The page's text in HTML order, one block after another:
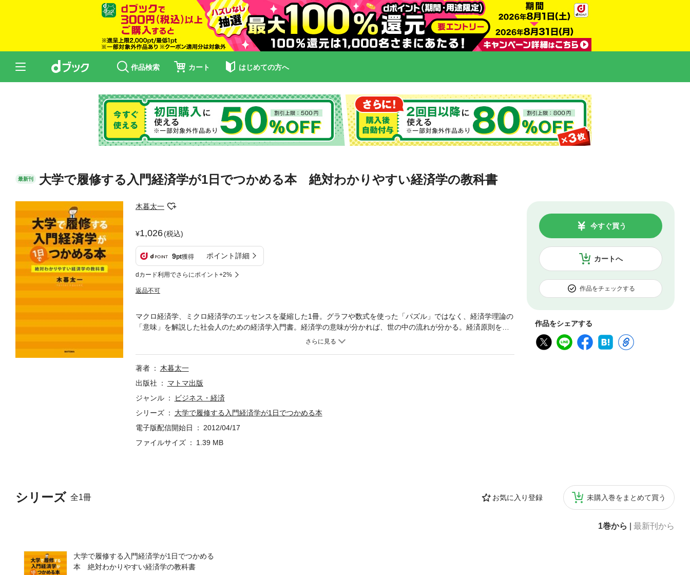
作品検索 カート はじめての方へ
最新刊 大学で履修する入門経済学が1日でつかめる本 絶対わかりやすい経済学の教科書
木暮太一
1,026(税込)
9pt獲得 ポイント詳細
dカード利用でさらにポイント+2%
返品不可
カートへ
今すぐ買う
作品をチェックする
作品をシェアする
シリーズ 全1冊 お気に入り登録 未購入巻をまとめて買う
1巻から 最新刊から
大学で履修する入門経済学が1日でつかめる
本 絶対わかりやすい経済学の教科書
マクロ経済学、ミクロ経済学のエッセンスを凝縮した1冊。グラフや数式を使った「パズル」ではなく、経済学理論の
「意味」を解説した社会人のための経済学入門書。経済学の意味が分かれば、世の中の流れが分かる。経済原則を知
れば、合理的で優秀な判断ができるようになる。大学時代に挫折した経験があっても大丈夫！ 数学ではなく、国語
著者
木暮太一
出版社
マトマ出版
ジャンル
ビジネス・経済
シリーズ
大学で履修する入門経済学が1日でつかめる本
電子版配信開始日
2012/04/17
ファイルサイズ
1.39 MB